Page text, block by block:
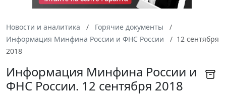
Новости и аналитика
Горячие документы
Информация Минфина России и ФНС России
12 сентября
2018
Информация Минфина России и
ФНС России. 12 сентября 2018